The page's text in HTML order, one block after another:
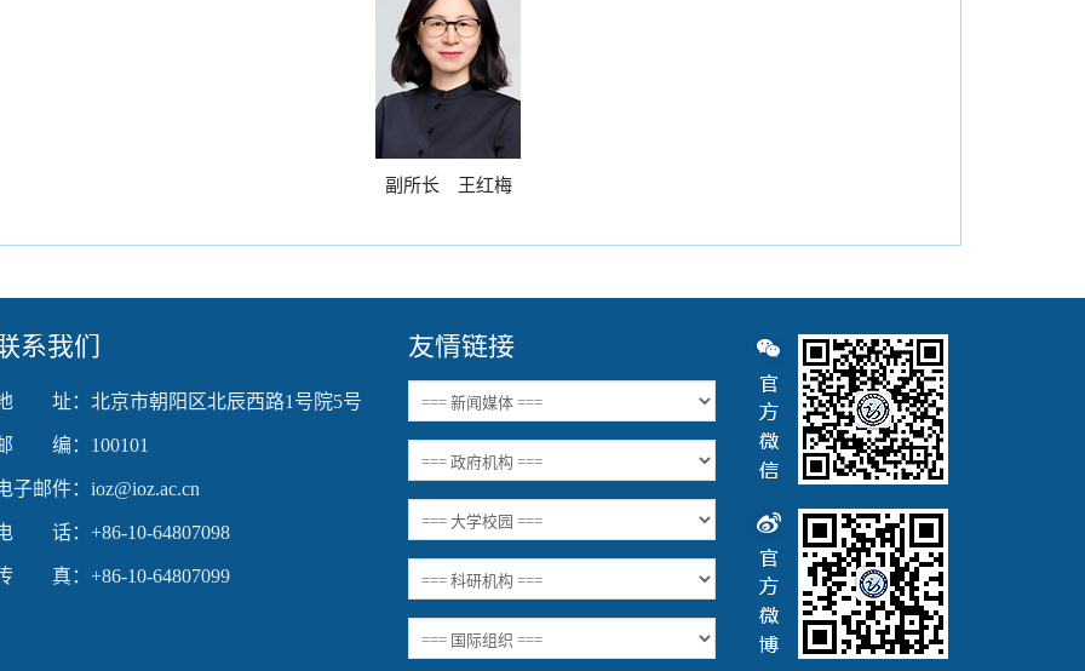
副所长 王红梅
系我们
址：北京市朝阳区北辰西路1号院5号
编：100101
子邮件：ioz@ioz.ac.cn
话：+86-10-64807098
真：+86-10-64807099
友情链接